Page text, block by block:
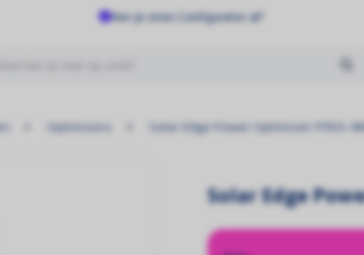
Ken je onze Configurator al?
Optimizers Solar Edge Power Optimizer P950-
Solar Edge